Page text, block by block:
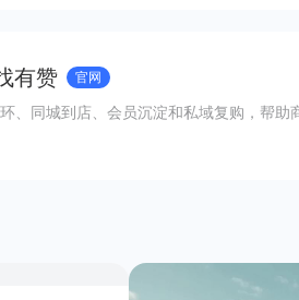
有赞 官网
、同城到店、会员沉淀和私域复购，帮助